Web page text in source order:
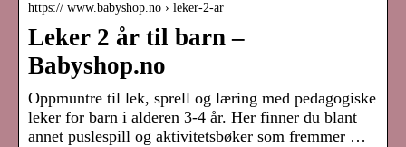
https:// www.babyshop.no › leker-2-ar
Leker 2 år til barn –
Babyshop.no
Oppmuntre til lek, sprell og læring med pedagogiske
leker for barn i alderen 3-4 år. Her finner du blant
annet puslespill og aktivitetsbøker som fremmer …